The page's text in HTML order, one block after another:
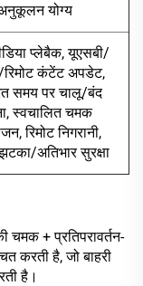
योग्य
प्लेबैक, यूएसबी/
रिमोट कंटेंट अपडेट,
समय पर चालू/बंद
स्वचालित चमक
रिमोट निगरानी,
अतिभार सुरक्षा
+ प्रतिपरावर्तन-
करती है, जो बाहरी
है।